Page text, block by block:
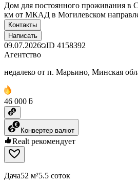
Дом для постоянного проживания в
км от МКАД в Могилевском
Контакты
Написать
09.07.2026 ID 4158392
Агентство
недалеко от п. Марьино, Минская
46 000 ƃ
Конвертер валют
Realt рекомендует
Дача52 м²5.5 соток